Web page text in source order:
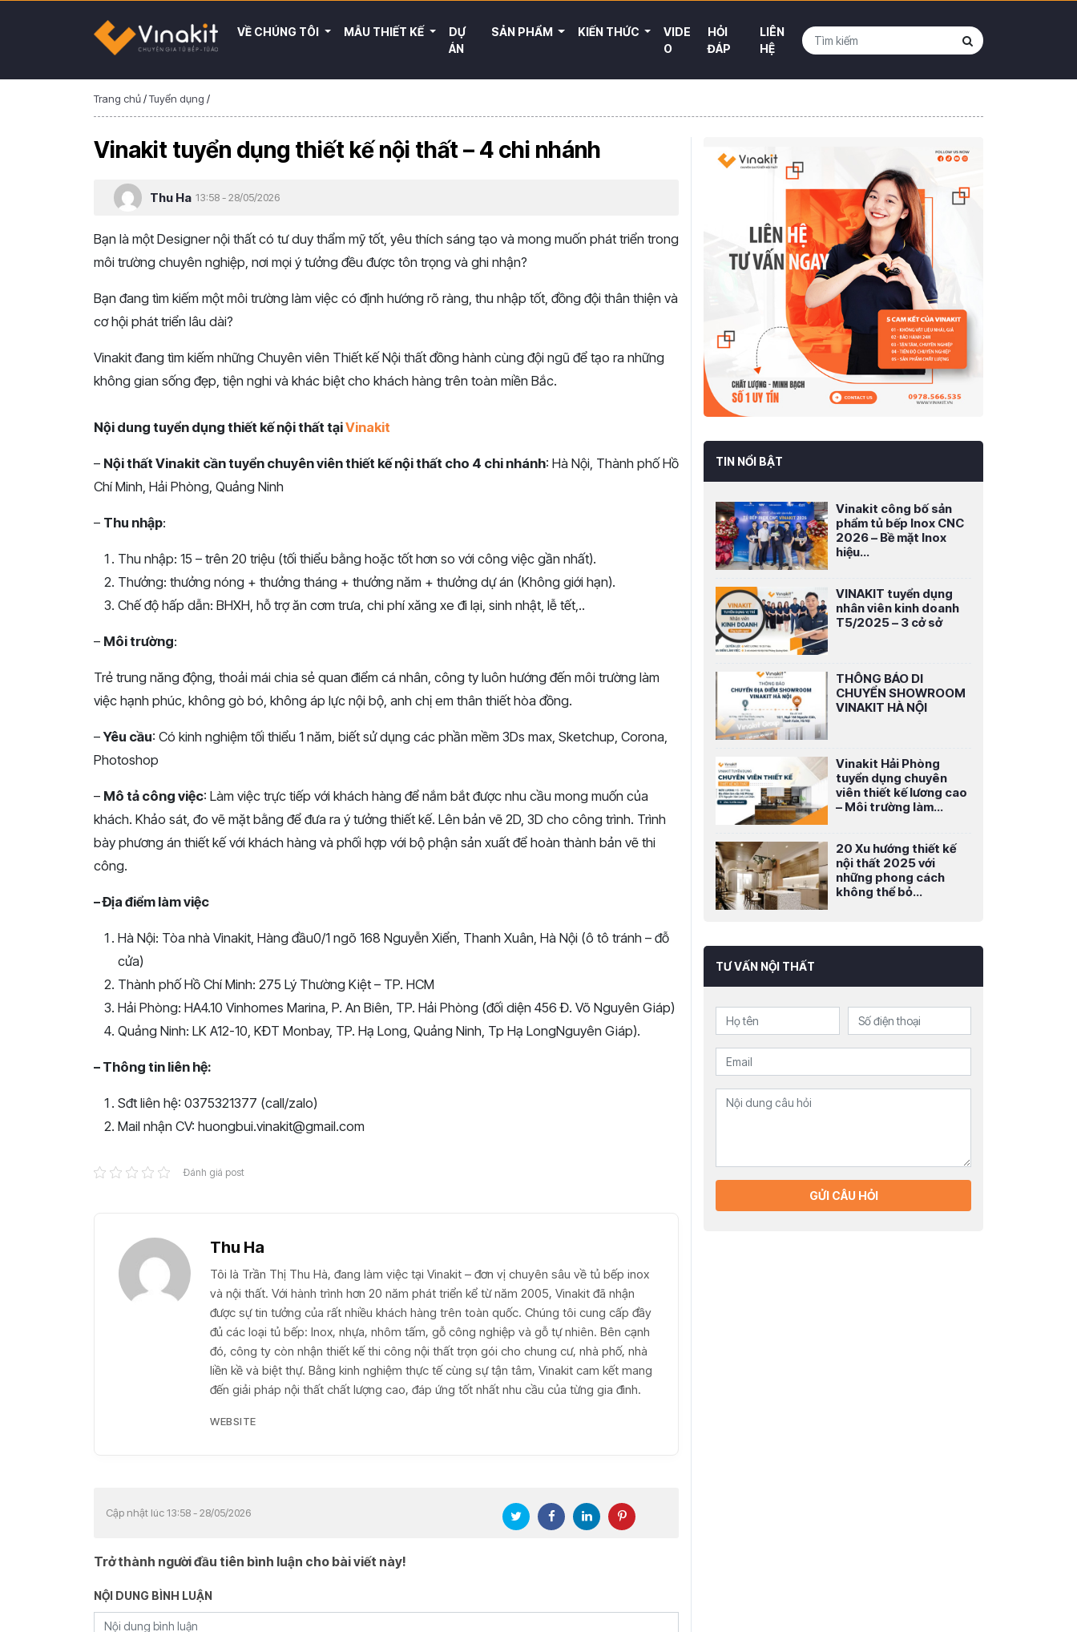
VỀ CHÚNG TÔI MẪU THIẾT KẾ
DỰ
ÁN
SẢN PHẨM KIẾN THỨC
VIDE
O
HỎI
ĐÁP
LIÊN
HỆ
Trang chủ/Tuyển dụng /
Vinakit tuyển dụng thiết kế nội thất – 4 chi nhánh
Thu Ha 13:58 - 28/05/2026
Bạn là một Designer nội thất có tư duy thẩm mỹ tốt, yêu thích sáng tạo và mong muốn phát triển trong
môi trường chuyên nghiệp, nơi mọi ý tưởng đều được tôn trọng và ghi nhận?
Bạn đang tìm kiếm một môi trường làm việc có định hướng rõ ràng, thu nhập tốt, đồng đội thân thiện và
cơ hội phát triển lâu dài?
Vinakit đang tìm kiếm những Chuyên viên Thiết kế Nội thất đồng hành cùng đội ngũ để tạo ra những
không gian sống đẹp, tiện nghi và khác biệt cho khách hàng trên toàn miền Bắc.
Nội dung tuyển dụng thiết kế nội thất tạiVinakit
– Nội thất Vinakit cần tuyển chuyên viên thiết kế nội thất cho 4 chi nhánh: Hà Nội, Thành phố Hồ
Chí Minh, Hải Phòng, Quảng Ninh
– Thu nhập:
Thu nhập: 15 – trên 20 triệu (tối thiểu bằng hoặc tốt hơn so với công việc gần nhất).
Thưởng: thưởng nóng + thưởng tháng + thưởng năm + thưởng dự án (Không giới hạn).
Chế độ hấp dẫn: BHXH, hỗ trợ ăn cơm trưa, chi phí xăng xe đi lại, sinh nhật, lễ tết,..
– Môi trường:
Trẻ trung năng động, thoải mái chia sẻ quan điểm cá nhân, công ty luôn hướng đến môi trường làm
việc hạnh phúc, không gò bó, không áp lực nội bộ, anh chị em thân thiết hòa đồng.
–Yêu cầu: Có kinh nghiệm tối thiểu 1 năm, biết sử dụng các phần mềm 3Ds max, Sketchup, Corona,
Photoshop
– Mô tả công việc: Làm việc trực tiếp với khách hàng để nắm bắt được nhu cầu mong muốn của
khách. Khảo sát, đo vẽ mặt bằng để đưa ra ý tưởng thiết kế. Lên bản vẽ 2D, 3D cho công trình. Trình
bày phương án thiết kế với khách hàng và phối hợp với bộ phận sản xuất để hoàn thành bản vẽ thi
công.
–Địa điểm làm việc
Hà Nội: Tòa nhà Vinakit, Hàng đầu0/1 ngõ 168 Nguyễn Xiển, Thanh Xuân, Hà Nội (ô tô tránh – đỗ
cửa)
Thành phố Hồ Chí Minh: 275 Lý Thường Kiệt – TP. HCM
Hải Phòng: HA4.10 Vinhomes Marina, P. An Biên, TP. Hải Phòng (đối diện 456 Đ. Võ Nguyên Giáp)
Quảng Ninh: LK A12-10, KĐT Monbay, TP. Hạ Long, Quảng Ninh, Tp Hạ LongNguyên Giáp).
– Thông tin liên hệ:
Sđt liên hệ: 0375321377 (call/zalo)
Mail nhận CV: huongbui.vinakit@gmail.com
Đánh giá post
Thu Ha
Tôi là Trần Thị Thu Hà, đang làm việc tại Vinakit – đơn vị chuyên sâu về tủ bếp inox
và nội thất. Với hành trình hơn 20 năm phát triển kể từ năm 2005, Vinakit đã nhận
được sự tin tưởng của rất nhiều khách hàng trên toàn quốc. Chúng tôi cung cấp đầy
đủ các loại tủ bếp: Inox, nhựa, nhôm tấm, gỗ công nghiệp và gỗ tự nhiên. Bên cạnh
đó, công ty còn nhận thiết kế thi công nội thất trọn gói cho chung cư, nhà phố, nhà
liền kề và biệt thự. Bằng kinh nghiệm thực tế cùng sự tận tâm, Vinakit cam kết mang
đến giải pháp nội thất chất lượng cao, đáp ứng tốt nhất nhu cầu của từng gia đình.
WEBSITE
Cập nhật lúc 13:58 - 28/05/2026
Trở thành người đầu tiên bình luận cho bài viết này!
NỘI DUNG BÌNH LUẬN
TIN NỔI BẬT
Vinakit công bố sản
phẩm tủ bếp Inox CNC
2026 – Bề mặt Inox
hiệu...
VINAKIT tuyển dụng
nhân viên kinh doanh
T5/2025 – 3 cở sở
THÔNG BÁO DI
CHUYỂN SHOWROOM
VINAKIT HÀ NỘI
Vinakit Hải Phòng
tuyển dụng chuyên
viên thiết kế lương cao
– Môi trường làm...
20 Xu hướng thiết kế
nội thất 2025 với
những phong cách
không thể bỏ...
TƯ VẤN NỘI THẤT
GỬI CÂU HỎI